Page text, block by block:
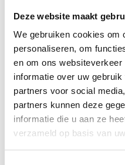
Deze website maakt
We gebruiken cookies om
personaliseren, om
en om ons
informatie over uw
partners voor social
partners kunnen deze
informatie die u aan ze
verzameld op basis van
Project